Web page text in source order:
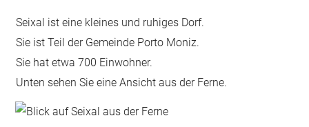
Seixal ist eine kleines und ruhiges Dorf.
Sie ist Teil der Gemeinde Porto Moniz.
Sie hat etwa 700 Einwohner.
Unten sehen Sie eine Ansicht aus der Ferne.